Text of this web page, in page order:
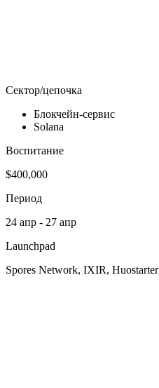
Сектор/цепочка
Блокчейн-сервис
Solana
Воспитание
$400,000
Период
24 апр - 27 апр
Launchpad
Spores Network, IXIR, Huostarter